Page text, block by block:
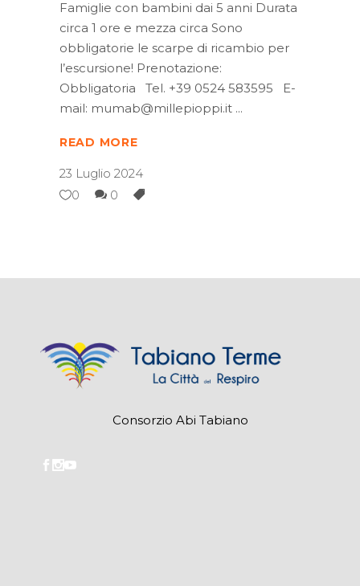
Famiglie con bambini dai 5 anni Durata
circa 1 ore e mezza circa Sono
obbligatorie le scarpe di ricambio per
l’escursione! Prenotazione:
Obbligatoria Tel. +39 0524 583595 E-
mail: mumab@millepioppi.it
READ MORE
23 Luglio 2024
0
0
Consorzio Abi Tabiano